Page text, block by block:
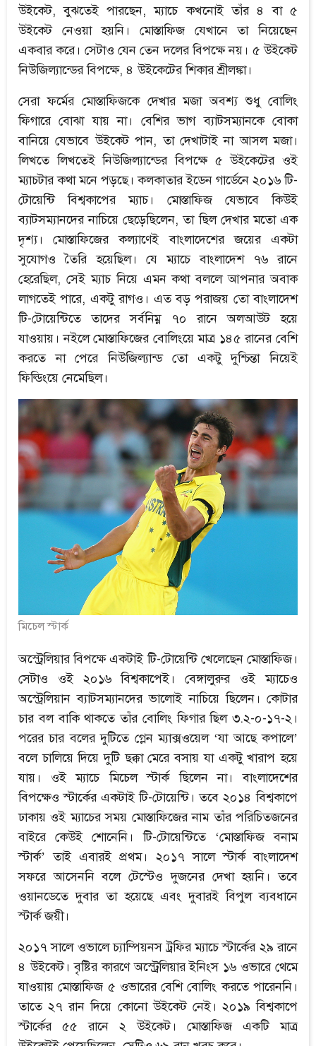
উইকেট, বুঝতেই পারছেন, ম্যাচে কখনোই তাঁর ৪ বা ৫
উইকেট নেওয়া হয়নি। মোস্তাফিজ যেখানে তা নিয়েছেন
একবার করে। সেটাও যেন তেন দলের বিপক্ষে নয়। ৫ উইকেট
নিউজিল্যান্ডের বিপক্ষে, ৪ উইকেটের শিকার শ্রীলঙ্কা।
সেরা ফর্মের মোস্তাফিজকে দেখার মজা অবশ্য শুধু বোলিং
ফিগারে বোঝা যায় না। বেশির ভাগ ব্যাটসম্যানকে বোকা
বানিয়ে যেভাবে উইকেট পান, তা দেখাটাই না আসল মজা।
লিখতে লিখতেই নিউজিল্যান্ডের বিপক্ষে ৫ উইকেটের ওই
ম্যাচটার কথা মনে পড়ছে। কলকাতার ইডেন গার্ডেনে ২০১৬ টি-
টোয়েন্টি বিশ্বকাপের ম্যাচ। মোস্তাফিজ যেভাবে কিউই
ব্যাটসম্যানদের নাচিয়ে ছেড়েছিলেন, তা ছিল দেখার মতো এক
দৃশ্য। মোস্তাফিজের কল্যাণেই বাংলাদেশের জয়ের একটা
সুযোগও তৈরি হয়েছিল। যে ম্যাচে বাংলাদেশ ৭৬ রানে
হেরেছিল, সেই ম্যাচ নিয়ে এমন কথা বললে আপনার অবাক
লাগতেই পারে, একটু রাগও। এত বড় পরাজয় তো বাংলাদেশ
টি-টোয়েন্টিতে তাদের সর্বনিম্ন ৭০ রানে অলআউট হয়ে
যাওয়ায়। নইলে মোস্তাফিজের বোলিংয়ে মাত্র ১৪৫ রানের বেশি
করতে না পেরে নিউজিল্যান্ড তো একটু দুশ্চিন্তা নিয়েই
ফিল্ডিংয়ে নেমেছিল।
মিচেল স্টার্ক
অস্ট্রেলিয়ার বিপক্ষে একটাই টি-টোয়েন্টি খেলেছেন মোস্তাফিজ।
সেটাও ওই ২০১৬ বিশ্বকাপেই। বেঙ্গালুরুর ওই ম্যাচেও
অস্ট্রেলিয়ান ব্যাটসম্যানদের ভালোই নাচিয়ে ছিলেন। কোটার
চার বল বাকি থাকতে তাঁর বোলিং ফিগার ছিল ৩.২-০-১৭-২।
পরের চার বলের দুটিতে গ্লেন ম্যাক্সওয়েল ‘যা আছে কপালে’
বলে চালিয়ে দিয়ে দুটি ছক্কা মেরে বসায় যা একটু খারাপ হয়ে
যায়। ওই ম্যাচে মিচেল স্টার্ক ছিলেন না। বাংলাদেশের
বিপক্ষেও স্টার্কের একটাই টি-টোয়েন্টি। তবে ২০১৪ বিশ্বকাপে
ঢাকায় ওই ম্যাচের সময় মোস্তাফিজের নাম তাঁর পরিচিতজনের
বাইরে কেউই শোনেনি। টি-টোয়েন্টিতে ‘মোস্তাফিজ বনাম
স্টার্ক’ তাই এবারই প্রথম। ২০১৭ সালে স্টার্ক বাংলাদেশ
সফরে আসেননি বলে টেস্টেও দুজনের দেখা হয়নি। তবে
ওয়ানডেতে দুবার তা হয়েছে এবং দুবারই বিপুল ব্যবধানে
স্টার্ক জয়ী।
২০১৭ সালে ওভালে চ্যাম্পিয়নস ট্রফির ম্যাচে স্টার্কের ২৯ রানে
৪ উইকেট। বৃষ্টির কারণে অস্ট্রেলিয়ার ইনিংস ১৬ ওভারে থেমে
যাওয়ায় মোস্তাফিজ ৫ ওভারের বেশি বোলিং করতে পারেননি।
তাতে ২৭ রান দিয়ে কোনো উইকেট নেই। ২০১৯ বিশ্বকাপে
স্টার্কের ৫৫ রানে ২ উইকেট। মোস্তাফিজ একটি মাত্র